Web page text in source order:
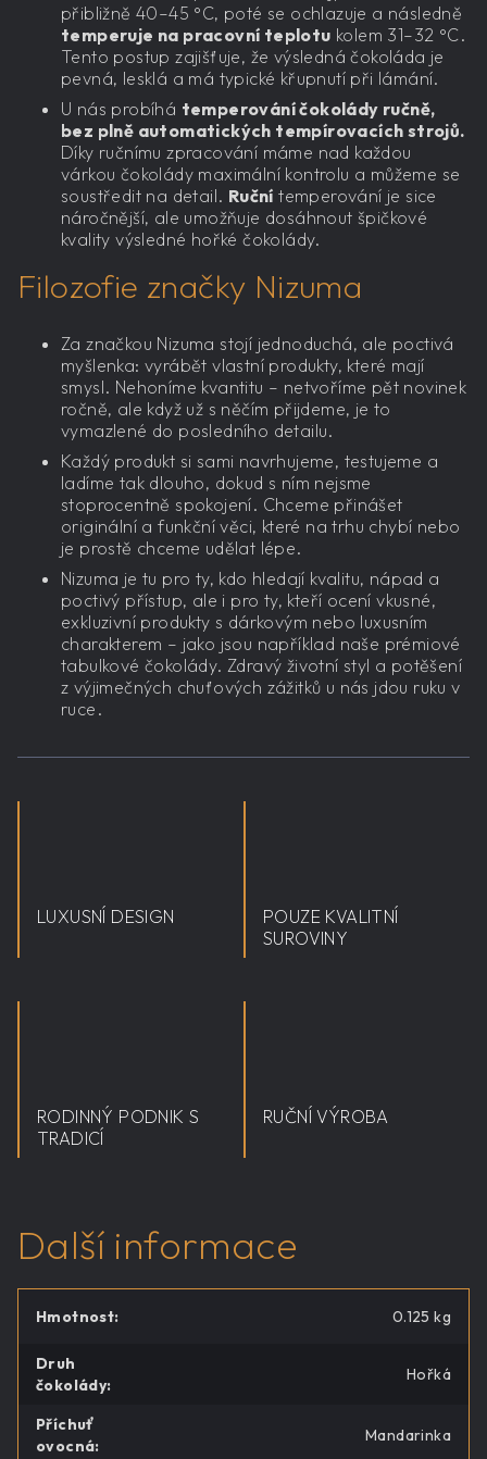
přibližně 40–45 °C, poté se ochlazuje a následně
temperuje na pracovní teplotu kolem 31–32 °C.
Tento postup zajišťuje, že výsledná čokoláda je
pevná, lesklá a má typické křupnutí při lámání.
U nás probíhá temperování čokolády ručně,
bez plně automatických tempírovacích strojů.
Díky ručnímu zpracování máme nad každou
várkou čokolády maximální kontrolu a můžeme se
soustředit na detail. Ruční temperování je sice
náročnější, ale umožňuje dosáhnout špičkové
kvality výsledné hořké čokolády.
Filozofie značky Nizuma
Za značkou Nizuma stojí jednoduchá, ale poctivá
myšlenka: vyrábět vlastní produkty, které mají
smysl. Nehoníme kvantitu – netvoříme pět novinek
ročně, ale když už s něčím přijdeme, je to
vymazlené do posledního detailu.
Každý produkt si sami navrhujeme, testujeme a
ladíme tak dlouho, dokud s ním nejsme
stoprocentně spokojení. Chceme přinášet
originální a funkční věci, které na trhu chybí nebo
je prostě chceme udělat lépe.
Nizuma je tu pro ty, kdo hledají kvalitu, nápad a
poctivý přístup, ale i pro ty, kteří ocení vkusné,
exkluzivní produkty s dárkovým nebo luxusním
charakterem – jako jsou například naše prémiové
tabulkové čokolády. Zdravý životní styl a potěšení
z výjimečných chuťových zážitků u nás jdou ruku v
ruce.
LUXUSNÍ DESIGN
POUZE KVALITNÍ
SUROVINY
RODINNÝ PODNIK S
TRADICÍ
RUČNÍ VÝROBA
Další informace
Hmotnost: 0.125 kg
Druh
čokolády:
Hořká
Příchuť
ovocná:
Mandarinka